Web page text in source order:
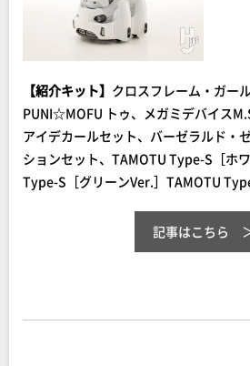
【紹介キット】 クロスフレーム・ガー
PUNI☆MOFU トゥ、メガミデバイス
アイデカールセット、バーゼラルド・
ションセット、TAMOTU Type-S［ホ
Type-S［グリーンVer.］TAMOTU
記事はこちら